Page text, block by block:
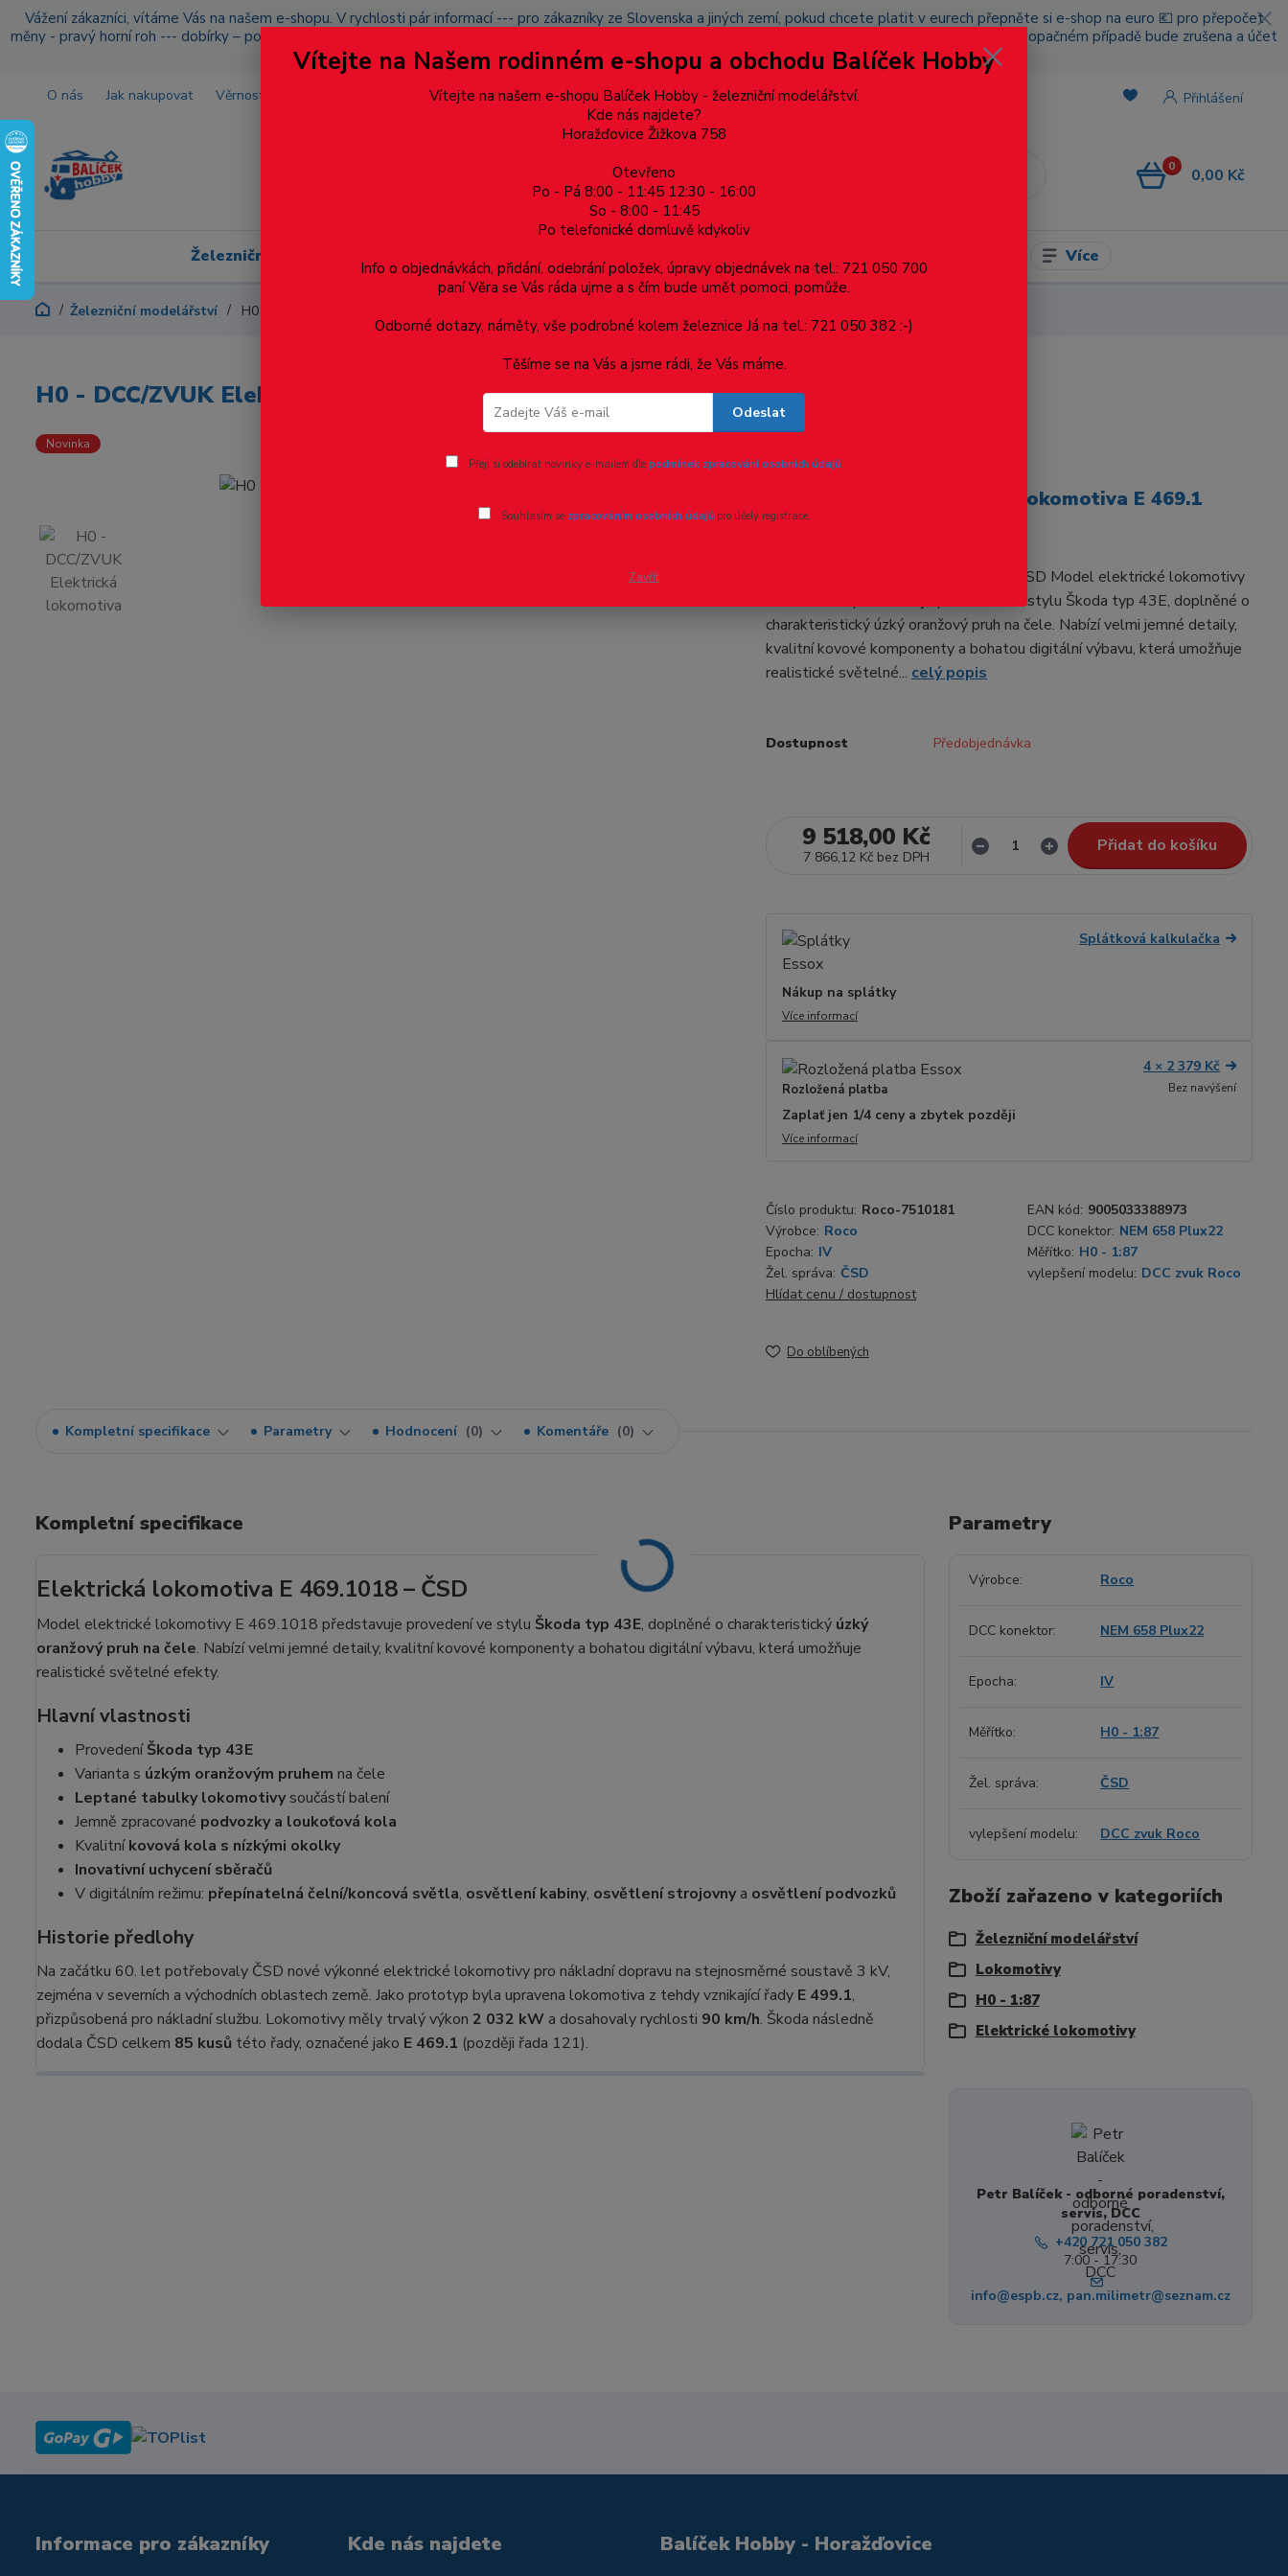
Vážení zákazníci, vítáme Vás na našem e-shopu. V rychlosti pár informací --- pro zákazníky ze Slovenska a jiných zemí, pokud chcete platit v eurech přepněte si e-shop na euro 💶 pro přepočet
měny - pravý horní roh --- dobírky – pokud si z nějakého důvodu zásilku nevyzvednete, bude po domluvě zaslána znovu s opětovnou platbou za poštovné, v opačném případě bude zrušena a účet
přidán na blacklist a rušeny následující objednávky.
O nás Jak nakupovat Věrnostní program Doprava a platba Více Přihlášení
0 0,00 Kč
Železniční modelářství Dárkové poukazy, upomínkové předměty Více
Železniční modelářství H0 - DCC/ZVUK Elektrická lokomotiva E 469.1 Bobina ČSD
H0 - DCC/ZVUK Elektrická lokomotiva E 469.1 Bobina ČSD
Novinka
H0 - DCC/ZVUK Elektrická lokomotiva E 469.1
Bobina ČSD
Elektrická lokomotiva E 469.1018 – ČSD Model elektrické lokomotivy
E 469.1018 představuje provedení ve stylu Škoda typ 43E, doplněné o
charakteristický úzký oranžový pruh na čele. Nabízí velmi jemné detaily,
kvalitní kovové komponenty a bohatou digitální výbavu, která umožňuje
realistické světelné... celý popis
Dostupnost Předobjednávka
9 518,00 Kč
7 866,12 Kč bez DPH
Přidat do košíku
Splátková kalkulačka
Nákup na splátky
Více informací
Rozložená platba
4 × 2 379 Kč
Bez navýšení
Zaplať jen 1/4 ceny a zbytek později
Více informací
Číslo produktu: Roco-7510181 EAN kód: 9005033388973
Výrobce: Roco DCC konektor: NEM 658 Plux22
Epocha: IV Měřítko: H0 - 1:87
Žel. správa: ČSD vylepšení modelu: DCC zvuk Roco
Hlídat cenu / dostupnost
Do oblíbených
Kompletní specifikace Parametry Hodnocení 0 Komentáře 0
Kompletní specifikace
Elektrická lokomotiva E 469.1018 – ČSD
Model elektrické lokomotivy E 469.1018 představuje provedení ve stylu Škoda typ 43E, doplněné o charakteristický úzký
oranžový pruh na čele. Nabízí velmi jemné detaily, kvalitní kovové komponenty a bohatou digitální výbavu, která umožňuje
realistické světelné efekty.
Hlavní vlastnosti
ProvedeníŠkoda typ 43E
Varianta s úzkým oranžovým pruhem na čele
Leptané tabulky lokomotivysoučástí balení
Jemně zpracované podvozky a loukoťová kola
Kvalitníkovová kola s nízkými okolky
Inovativní uchycení sběračů
V digitálním režimu: přepínatelná čelní/koncová světla, osvětlení kabiny, osvětlení strojovnya osvětlení podvozků
Historie předlohy
Na začátku 60. let potřebovaly ČSD nové výkonné elektrické lokomotivy pro nákladní dopravu na stejnosměrné soustavě 3 kV,
zejména v severních a východních oblastech země. Jako prototyp byla upravena lokomotiva z tehdy vznikající řady E 499.1,
přizpůsobená pro nákladní službu. Lokomotivy měly trvalý výkon 2 032 kW a dosahovaly rychlosti 90 km/h. Škoda následně
dodala ČSD celkem 85 kusů této řady, označené jako E 469.1 (později řada 121).
Parametry
Výrobce Roco
DCC konektor NEM 658 Plux22
Epocha IV
Měřítko H0 - 1:87
Žel. správa ČSD
vylepšení modelu DCC zvuk Roco
Zboží zařazeno v kategoriích
Železniční modelářství
Lokomotivy
H0 - 1:87
Elektrické lokomotivy
Petr Balíček - odborné poradenství,
servis, DCC
+420 721 050 382
7:00 - 17:30
info@espb.cz, pan.milimetr@seznam.cz
Informace pro zákazníky Kde nás najdete Balíček Hobby - Horažďovice
Vítejte na Našem rodinném e-shopu a obchodu Balíček Hobby
Vítejte na našem e-shopu Balíček Hobby - železniční modelářství.
Kde nás najdete?
Horažďovice Žižkova 758
Otevřeno
Po - Pá 8:00 - 11:45 12:30 - 16:00
So - 8:00 - 11:45
Po telefonické domluvě kdykoliv
Info o objednávkách, přidání, odebrání položek, úpravy objednávek na tel.: 721 050 700
paní Věra se Vás ráda ujme a s čím bude umět pomoci, pomůže.
Odborné dotazy, náměty, vše podrobné kolem železnice Já na tel.: 721 050 382 :-)
Těšíme se na Vás a jsme rádi, že Vás máme.
Odeslat
Přeji si odebírat novinky e-mailem dle podmínek zpracování osobních údajů.
Souhlasím se zpracováním osobních údajůpro účely registrace.
Zavřít